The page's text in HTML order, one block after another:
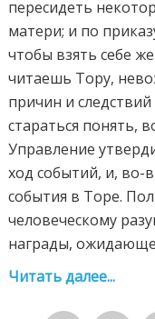
пересидеть
матери; и по
чтобы взять себе
читаешь Тору,
причин и
стараться понять,
Управление
ход событий, и, во-
события в Торе.
человеческому
награды,
Читать далее...